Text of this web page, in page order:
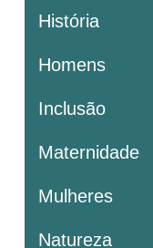
História
Homens
Inclusão
Maternidade
Mulheres
Natureza